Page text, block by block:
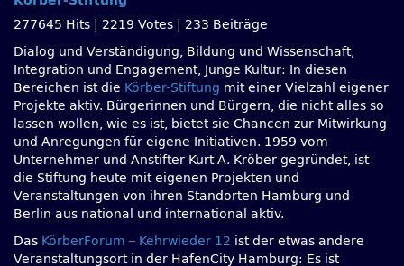
277645 Hits
2219 Votes
233 Beiträge
Dialog und Verständigung, Bildung und Wissenschaft,
Integration und Engagement, Junge Kultur: In diesen
Bereichen ist die Körber-Stiftung mit einer Vielzahl eigener
Projekte aktiv. Bürgerinnen und Bürgern, die nicht alles so
lassen wollen, wie es ist, bietet sie Chancen zur Mitwirkung
und Anregungen für eigene Initiativen. 1959 vom
Unternehmer und Anstifter Kurt A. Kröber gegründet, ist
die Stiftung heute mit eigenen Projekten und
Veranstaltungen von ihren Standorten Hamburg und
Berlin aus national und international aktiv.
Das KörberForum – Kehrwieder 12 ist der etwas andere
Veranstaltungsort in der HafenCity Hamburg: Es ist